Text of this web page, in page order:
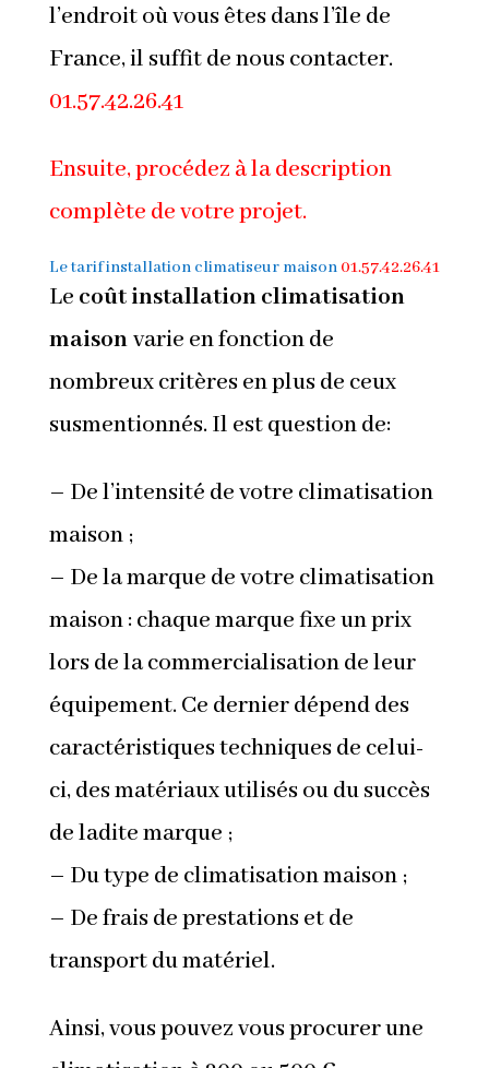
l’endroit où vous êtes dans l’île de
France, il suffit de nous contacter.
01.57.42.26.41
Ensuite, procédez à la description
complète de votre projet.
Le tarif installation climatiseur maison 01.57.42.26.41
Le coût installation climatisation
maisonvarie en fonction de
nombreux critères en plus de ceux
susmentionnés. Il est question de:
– De l’intensité de votre climatisation
maison ;
– De la marque de votre climatisation
maison : chaque marque fixe un prix
lors de la commercialisation de leur
équipement. Ce dernier dépend des
caractéristiques techniques de celui-
ci, des matériaux utilisés ou du succès
de ladite marque ;
– Du type de climatisation maison ;
– De frais de prestations et de
transport du matériel.
Ainsi, vous pouvez vous procurer une